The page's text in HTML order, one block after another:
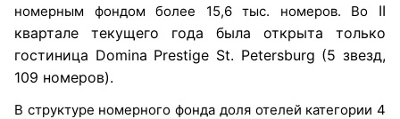
номерным фондом более 15,6 тыс. номеров. Во II
квартале текущего года была открыта только
гостиница Domina Prestige St. Petersburg (5 звезд,
109 номеров).
В структуре номерного фонда доля отелей категории 4